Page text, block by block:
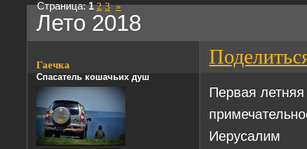
Лето 2018
Страница:1 2 3 »
Гаечка
Спасатель кошачьих душ
Первая
Иерусалим